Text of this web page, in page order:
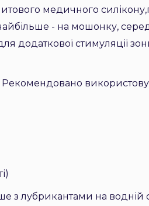
медичного
- на мошонку,
додаткової стимуляції
на водній